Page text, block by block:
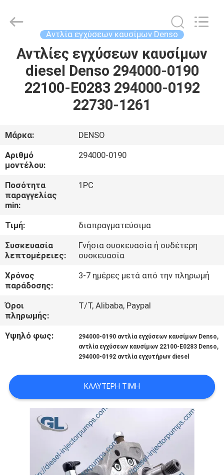
ΣΠΊΤΙ
ΠΡΟΪΌΝΤΑ
ΣΧΕΤΙΚΆ
ΜΕ
ΕΜΆΣ
ΣΤΟ
ΕΡΓΟΣΤΆΣΙΟ
ΈΛΕΓΧΟΣ
ΠΟΙΌΤΗΤΑΣ
ΖΗΤΉΣΤΕ
SITEMAP
ΠΟΛΙΤΙΚΉ
ΑΠΟΡΡΉΤΟΥ
Parts
Reserved.
Αντλία εγχύσεων καυσίμων Denso
Αντλίες εγχύσεων καυσίμων
diesel Denso 294000-0190
22100-E0283 294000-0192
22730-1261
Μάρκα:
DENSO
Αριθμό
μοντέλου:
294000-0190
Ποσότητα
παραγγελίας
min:
1PC
Τιμή:
διαπραγματεύσιμα
Συσκευασία
λεπτομέρειες:
Γνήσια συσκευασία ή ουδέτερη
συσκευασία
Χρόνος
παράδοσης:
3-7 ημέρες μετά από την πληρωμή
Όροι
πληρωμής:
T/T, Alibaba, Paypal
Υψηλό φως: 294000-0190 αντλία εγχύσεων καυσίμων Denso,
αντλία εγχύσεων καυσίμων 22100-E0283 Denso,
294000-0192 αντλία εγχυτήρων diesel
ΚΑΛΎΤΕΡΗ ΤΙΜΉ